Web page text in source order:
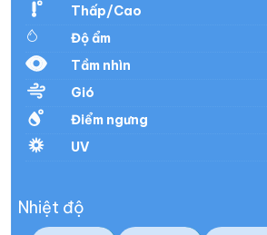
Thấp/Cao
Độ ẩm
Tầm nhìn
Gió
Điểm ngưng
UV
Nhiệt độ